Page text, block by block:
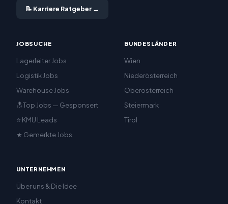
📝 Karriere Ratgeber →
JOBSUCHE
Lagerleiter Jobs
Logistik Jobs
Warehouse Jobs
🔝Top Jobs — Gesponsert
⭐ KMU Leads
★ Gemerkte Jobs
BUNDESLÄNDER
Wien
Niederösterreich
Oberösterreich
Steiermark
Tirol
UNTERNEHMEN
Über uns & Die Idee
Kontakt